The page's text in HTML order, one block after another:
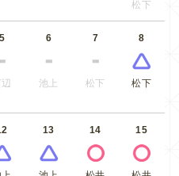
松下
5 6
池上
7
松下
8
松下
13 14 15